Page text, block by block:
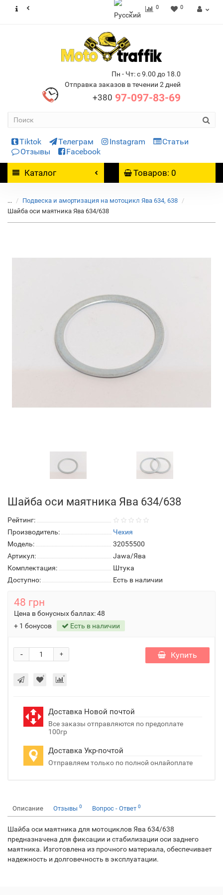
0 0
Пн - Чт: с 9.00 до 18.0
Отправка заказов в течении 2 дней
+380 97-097-83-69
Tiktok Телеграм Instagram
Статьи
Отзывы
Facebook
Каталог Товаров: 0
...
Подвеска и амортизация на мотоцикл Ява 634, 638
Шайба оси маятника Ява 634/638
Шайба оси маятника Ява 634/638
Рейтинг:
Производитель:
Чехия
Модель:
32055500
Артикул:
Jawa/Ява
Комплектация:
Штука
Доступно:
Есть в наличии
48 грн
Цена в бонусных баллах:48
+ 1 бонусов
Есть в наличии
+
- Купить
Доставка Новой почтой
Все заказы отправляются по предоплате
100гр
Доставка Укр-почтой
Отправляем только по полной онлайоплате
Описание Отзывы 0 Вопрос - Ответ 0
Шайба оси маятника для мотоциклов Ява 634/638
предназначена для фиксации и стабилизации оси заднего
маятника. Изготовлена из прочного материала, обеспечивает
надежность и долговечность в эксплуатации.